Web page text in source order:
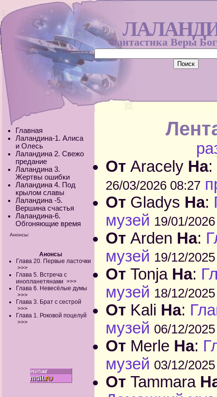
Фантастика Веры
Главная
Лаландина-1. Алиса
и Олесь
Лаландина 2. Свежо
предание
Лаландина 3.
Жертвы ошибки
Лаландина 4. Под
крылом славы
Лаландина -5.
Вершина счастья
Лаландина-6.
Обгоняющие время
Анонсы:
Анонсы
Глава 20. Первые ласточки
>>>
Глава 5. Встреча с
инопланетянами >>>
Глава 6. Невесёлые думы
>>>
Глава 3. Брат с сестрой
>>>
Глава 1. Роковой поцелуй
>>>
От Aracely На:
26/03/2026 08:27
От Gladys На:
музей 19/01/
От Arden На:
музей 19/12/
От Tonja На:
музей 18/12/
От Kali На:
музей 06/12/
От Merle На:
музей 03/12/
От Tammara